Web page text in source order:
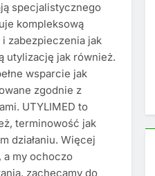
specjalistycznego
kompleksową
zabezpieczenia jak
utylizację jak również.
wsparcie jak
zgodnie z
UTYLIMED to
terminowość jak
działaniu. Więcej
a my ochoczo
zachęcamy do